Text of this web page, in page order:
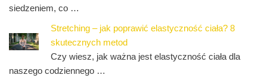
siedzeniem, co …
Stretching – jak poprawić elastyczność ciała? 8
skutecznych metod
Czy wiesz, jak ważna jest elastyczność ciała dla
naszego codziennego …